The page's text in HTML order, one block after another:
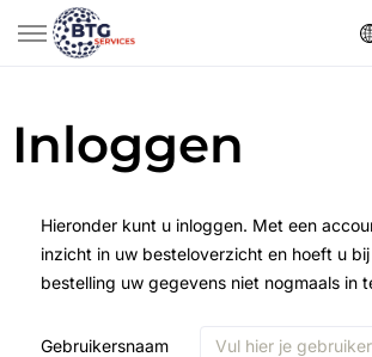
Inloggen
Hieronder kunt u inloggen. Met een
inzicht in uw besteloverzicht en hoeft u
bestelling uw gegevens niet nogmaals in
Gebruikersnaam